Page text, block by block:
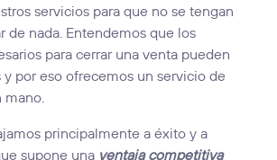
servicios para que no se tengan
de nada. Entendemos que los
para cerrar una venta pueden
y por eso ofrecemos un servicio de
mano.
principalmente a éxito y a
supone una ventaja competitiva